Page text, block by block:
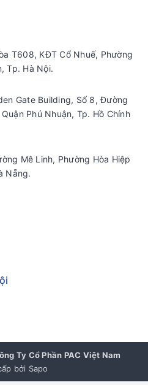
T608, KĐT Cổ Nhuế, Phường
Tp. Hà Nội.
Gate Building, Số 8, Đường
Phú Nhuận, Tp. Hồ Chính
Mê Linh, Phường Hòa Hiệp
Nẵng.
Ty Cổ Phần PAC Việt Nam
bởi Sapo